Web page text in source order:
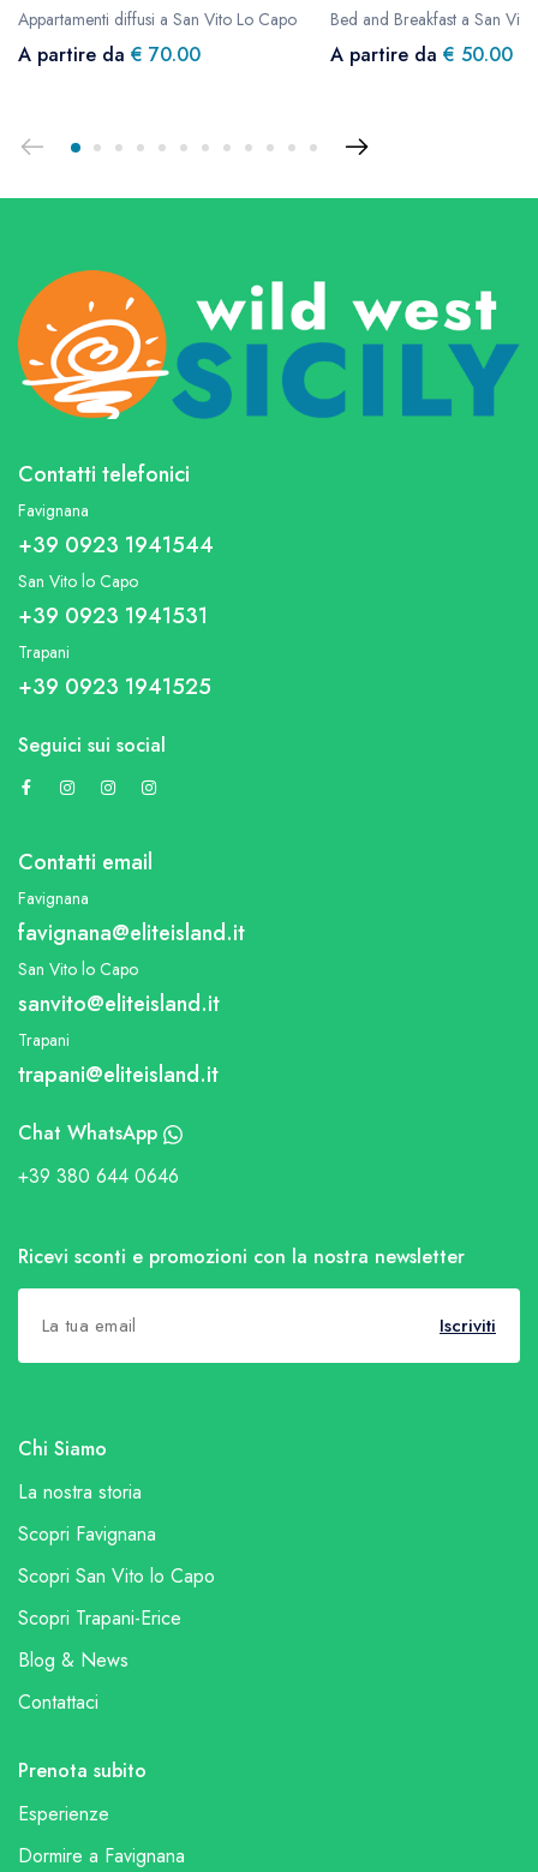
Appartamenti diffusi a San Vito Lo Capo
A partire da € 70.00
Bed and Breakfast a San
A partire da € 50.00
Contatti telefonici
Favignana
+39 0923 1941544
San Vito lo Capo
+39 0923 1941531
Trapani
+39 0923 1941525
Seguici sui social
Contatti email
Favignana
favignana@eliteisland.it
San Vito lo Capo
sanvito@eliteisland.it
Trapani
trapani@eliteisland.it
Chat WhatsApp
+39 380 644 0646
Ricevi sconti e promozioni con la nostra newsletter
Iscriviti
Chi Siamo
La nostra storia
Scopri Favignana
Scopri San Vito lo Capo
Scopri Trapani-Erice
Blog & News
Contattaci
Prenota subito
Esperienze
Dormire a Favignana